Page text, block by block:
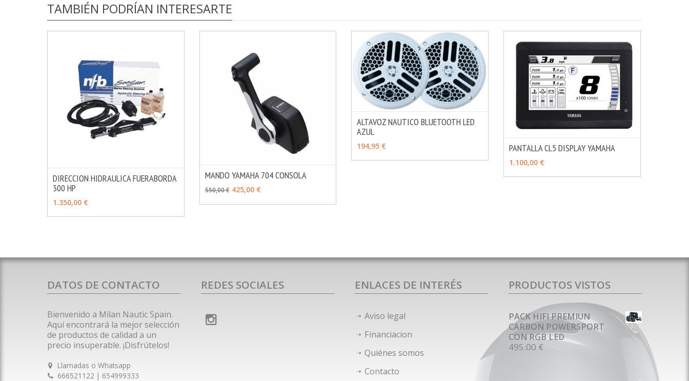
TAMBIÉN PODRÍAN INTERESARTE
VER OPCIONES
DIRECCION HIDRAULICA FUERABORDA
300 HP
1.350,00 €
MANDO YAMAHA 704 CONSOLA
550,00 € 425,00 €
AÑADIR
ALTAVOZ NAUTICO BLUETOOTH LED
AZUL
194,95 € PANTALLA CL5 DISPLAY YAMAHA
1.100,00 €
DATOS DE CONTACTO
Bienvenido a Milan Nautic Spain.
Aquí encontrará la mejor selección
de productos de calidad a un
precio insuperable. ¡Disfrútelos!
Llamadas o Whatsapp
666521122 | 654999333
REDES SOCIALES ENLACES DE INTERÉS
Aviso legal
Financiacion
Quiénes somos
Contacto
PRODUCTOS VISTOS
PACK HIFI PREMIUN
CARBON POWERSPORT
CON RGB LED
495.00 €